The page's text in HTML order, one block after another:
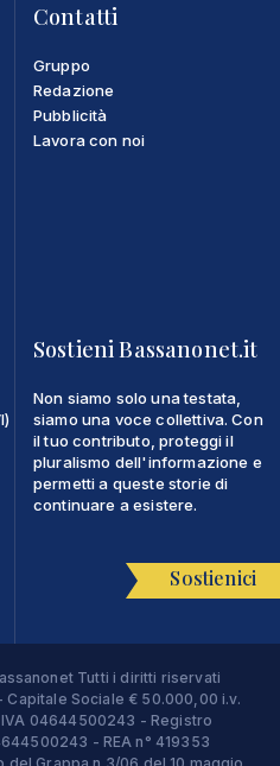
Contatti
Gruppo
Redazione
Pubblicità
Lavora con noi
Sostieni Bassanonet.it
Non siamo solo una testata,
siamo una voce collettiva. Con
il tuo contributo, proteggi il
pluralismo dell'informazione e
permetti a queste storie di
continuare a esistere.
Sostienici
Tutti i diritti riservati
Capitale Sociale € 50.000,00 i.v.
04644500243 - Registro
- REA n° 419353